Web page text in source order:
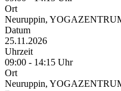
Ort
Neuruppin,
Datum
25.11.2026
Uhrzeit
09:00 - 14:15 Uhr
Ort
Neuruppin,